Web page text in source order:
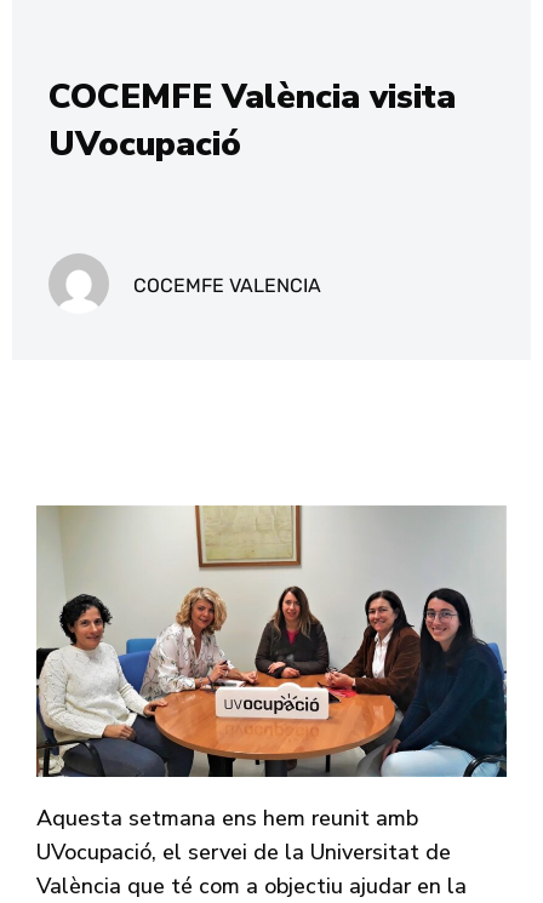
COCEMFE València visita
UVocupació
COCEMFE VALENCIA
Aquesta setmana ens hem reunit amb
UVocupació, el servei de la Universitat de
València que té com a objectiu ajudar en la